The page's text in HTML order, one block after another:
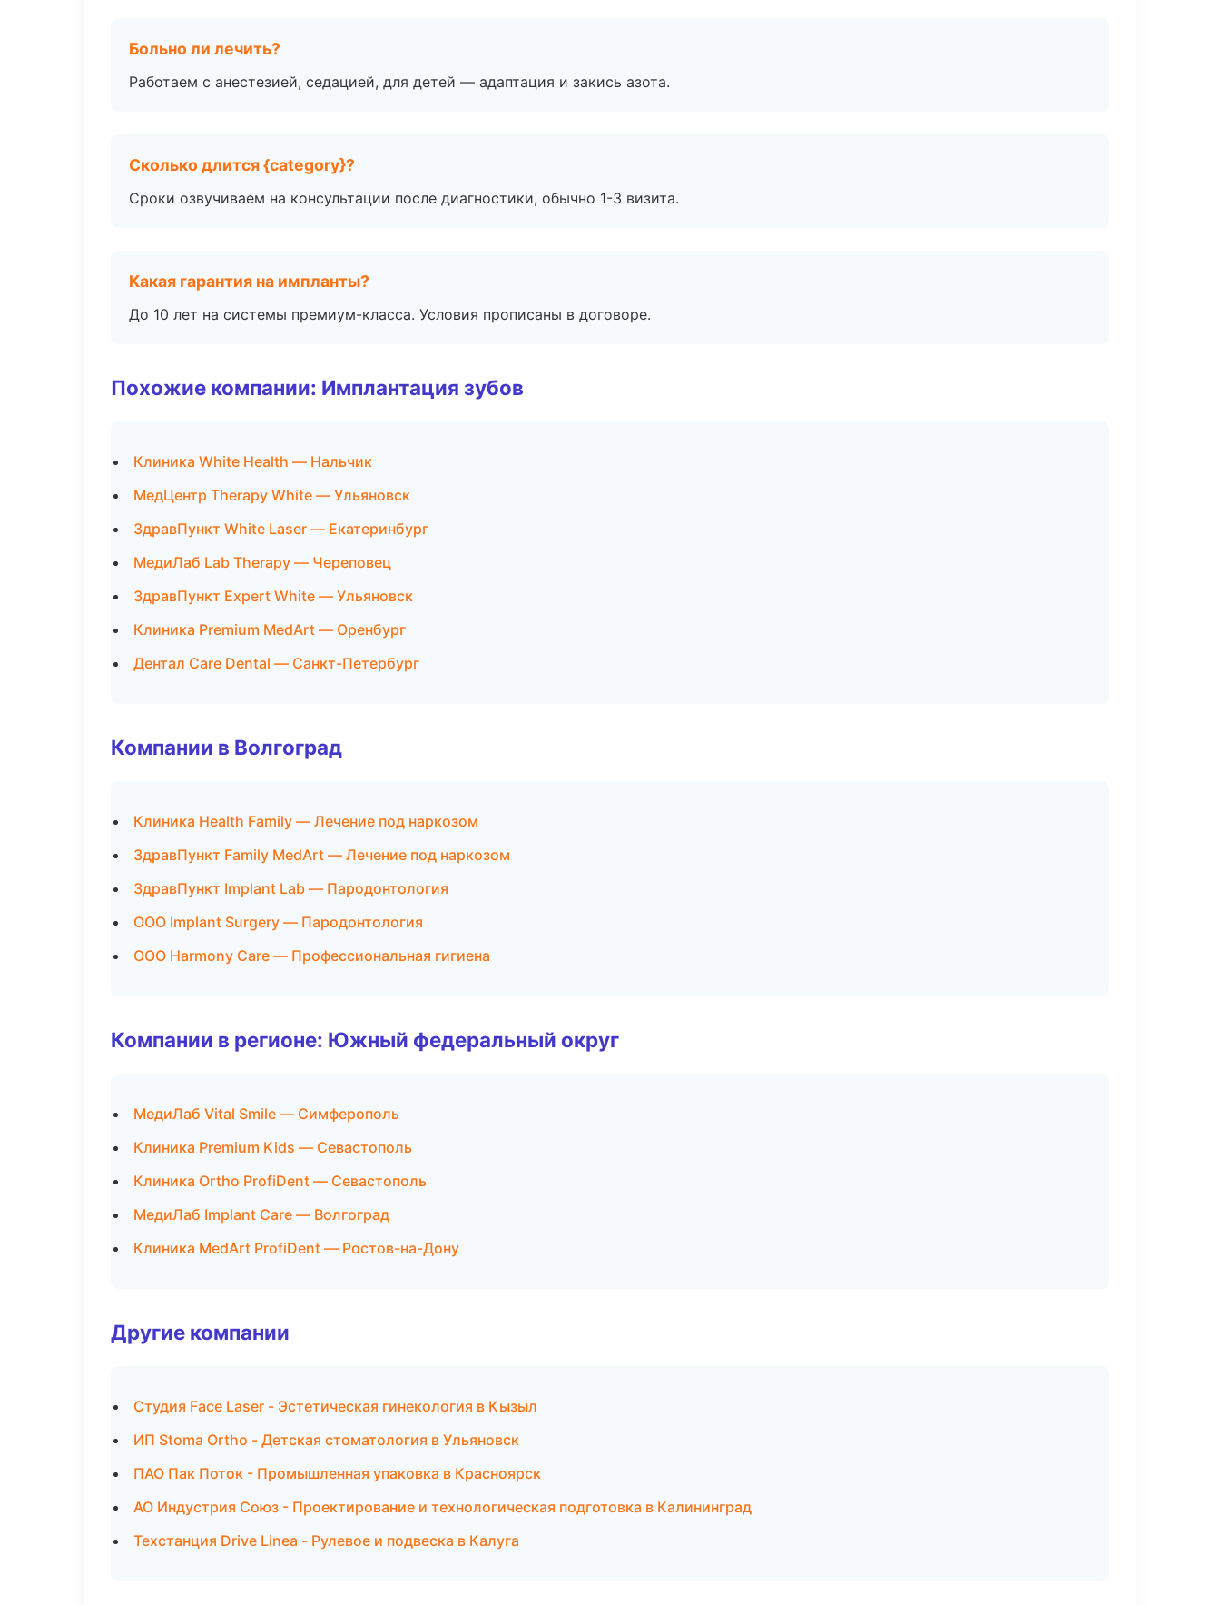
Больно ли лечить?
Работаем с анестезией, седацией, для детей — адаптация и закись азота.
Сколько длится {category}?
Сроки озвучиваем на консультации после диагностики, обычно 1-3 визита.
Какая гарантия на импланты?
До 10 лет на системы премиум-класса. Условия прописаны в договоре.
Похожие компании: Имплантация зубов
Клиника White Health — Нальчик
МедЦентр Therapy White — Ульяновск
ЗдравПункт White Laser — Екатеринбург
МедиЛаб Lab Therapy — Череповец
ЗдравПункт Expert White — Ульяновск
Клиника Premium MedArt — Оренбург
Дентал Care Dental — Санкт-Петербург
Компании в Волгоград
Клиника Health Family — Лечение под наркозом
ЗдравПункт Family MedArt — Лечение под наркозом
ЗдравПункт Implant Lab — Пародонтология
ООО Implant Surgery — Пародонтология
ООО Harmony Care — Профессиональная гигиена
Компании в регионе: Южный федеральный округ
МедиЛаб Vital Smile — Симферополь
Клиника Premium Kids — Севастополь
Клиника Ortho ProfiDent — Севастополь
МедиЛаб Implant Care — Волгоград
Клиника MedArt ProfiDent — Ростов-на-Дону
Другие компании
Студия Face Laser - Эстетическая гинекология в Кызыл
ИП Stoma Ortho - Детская стоматология в Ульяновск
ПАО Пак Поток - Промышленная упаковка в Красноярск
АО Индустрия Союз - Проектирование и технологическая подготовка в Калининград
Техстанция Drive Linea - Рулевое и подвеска в Калуга